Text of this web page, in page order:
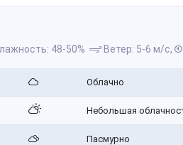
48-50% Ветер: 5-6 м/с,
Облачно
Небольшая
Пасмурно